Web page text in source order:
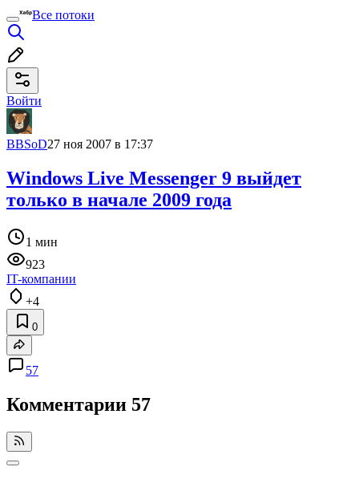
Все потоки
Войти
BBSoD27 ноя 2007 в 17:37
Windows Live Messenger 9 выйдет
только в начале 2009 года
1 мин
923
IT-компании
+4
0
57
Комментарии 57